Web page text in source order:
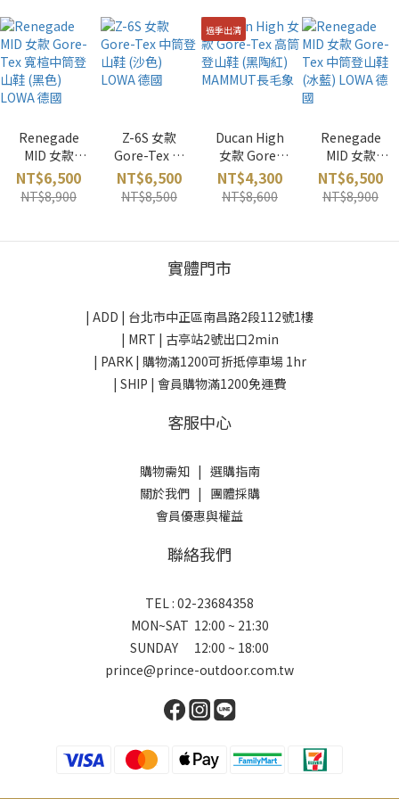
Renegade
MID 女款
Gore-Tex 寬
楦中筒登山鞋
(黑色) LOWA
NT$6,500
NT$8,900
Z-6S 女款
Gore-Tex 中
筒登山鞋 (沙
色) LOWA 德
國
NT$6,500
NT$8,500
過季出清
Ducan High
女款 Gore-
Tex 高筒登山
鞋 (黑陶紅)
MAMMUT長毛
NT$4,300
NT$8,600
Renegade
MID 女款
Gore-Tex 中
筒登山鞋 (冰
藍) LOWA 德
NT$6,500
NT$8,900
實體門市
| ADD | 台北市中正區南昌路2段112號1樓
| MRT | 古亭站2號出口2min
| PARK | 購物滿1200可折抵停車場 1hr
| SHIP | 會員購物滿1200免運費
客服中心
購物需知| 選購指南
關於我們| 團體採購
會員優惠與權益
聯絡我們
TEL : 02-23684358
MON~SAT 12:00 ~ 21:30
SUNDAY 12:00 ~ 18:00
prince@prince-outdoor.com.tw